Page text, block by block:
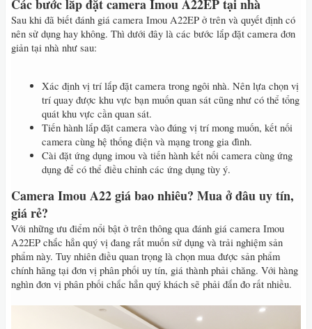
Các bước lắp đặt camera Imou A22EP tại nhà
Sau khi đã biết đánh giá camera Imou A22EP ở trên và quyết định có
nên sử dụng hay không. Thì dưới đây là các bước lắp đặt camera đơn
giản tại nhà như sau:
Xác định vị trí lắp đặt camera trong ngôi nhà. Nên lựa chọn vị
trí quay được khu vực bạn muốn quan sát cũng như có thể tổng
quát khu vực cần quan sát.
Tiến hành lắp đặt camera vào đúng vị trí mong muốn, kết nối
camera cùng hệ thống điện và mạng trong gia đình.
Cài đặt ứng dụng imou và tiến hành kết nối camera cùng ứng
dụng để có thể điều chỉnh các ứng dụng tùy ý.
Camera Imou A22 giá bao nhiêu? Mua ở đâu uy tín,
giá rẻ?
Với những ưu điểm nổi bật ở trên thông qua đánh giá camera Imou
A22EP chắc hẳn quý vị đang rất muốn sử dụng và trải nghiệm sản
phẩm này. Tuy nhiên điều quan trọng là chọn mua được sản phẩm
chính hãng tại đơn vị phân phối uy tín, giá thành phải chăng. Với hàng
nghìn đơn vị phân phối chắc hẳn quý khách sẽ phải đắn đo rất nhiều.